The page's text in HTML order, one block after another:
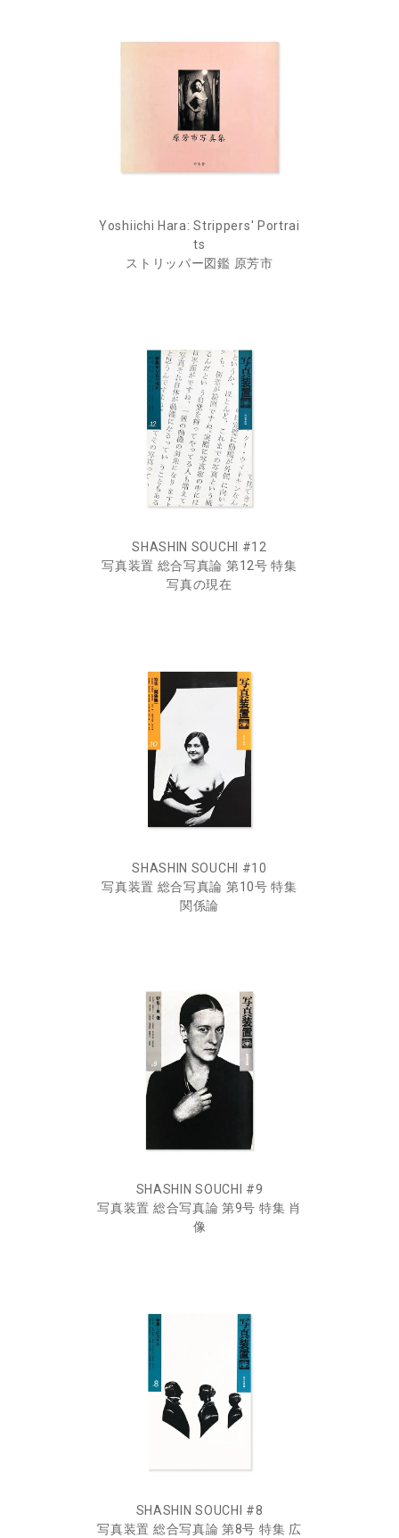
Yoshiichi Hara: Strippers' Portrai
ts
ストリッパー図鑑 原芳市
SHASHIN SOUCHI #12
写真装置 総合写真論 第12号 特集
写真の現在
SHASHIN SOUCHI #10
写真装置 総合写真論 第10号 特集
関係論
SHASHIN SOUCHI #9
写真装置 総合写真論 第9号 特集 肖
像
SHASHIN SOUCHI #8
写真装置 総合写真論 第8号 特集 広